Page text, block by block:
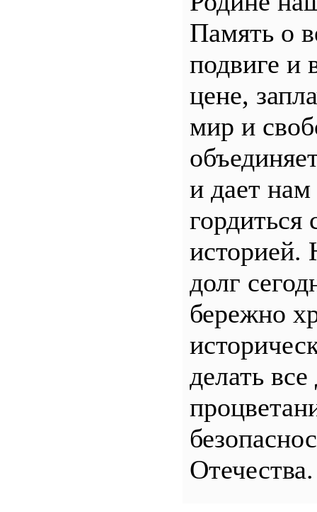
Память о
подвиге и
цене,
мир и
и дает
гордиться
долг
бережно
делать все
Отечества.